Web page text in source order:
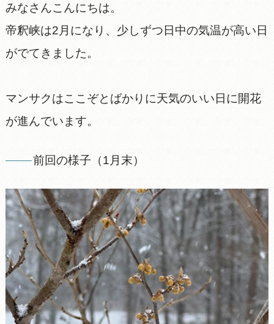
みなさんこんにちは。
帝釈峡は2月になり、少しずつ日中の気温が高い日
がでてきました。
マンサクはここぞとばかりに天気のいい日に開花
が進んでいます。
前回の様子（1月末）